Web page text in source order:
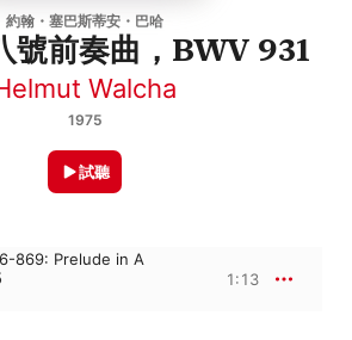
約翰・塞巴斯蒂安・巴哈
號前奏曲，BWV 931
Walcha
1975
試聽
869: Prelude in A
1:13